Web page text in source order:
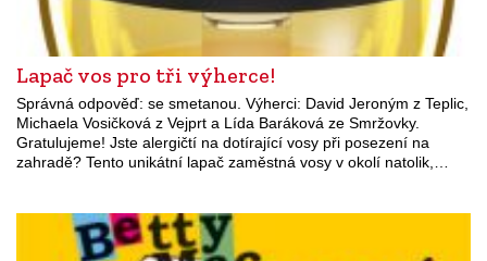
Lapač vos pro tři výherce!
Správná odpověď: se smetanou. Výherci: David Jeroným z Teplic,
Michaela Vosičková z Vejprt a Lída Baráková ze Smržovky.
Gratulujeme! Jste alergičtí na dotírající vosy při posezení na
zahradě? Tento unikátní lapač zaměstná vosy v okolí natolik,…